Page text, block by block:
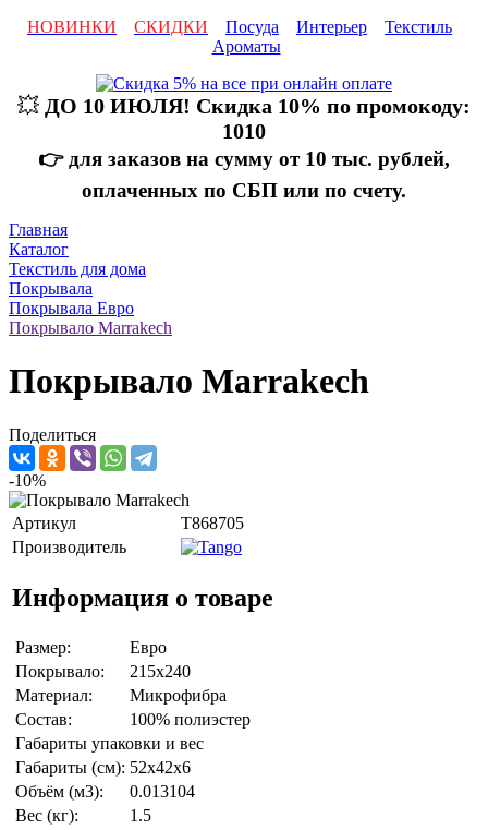
НОВИНКИ
СКИДКИ Посуда Интерьер
Текстиль
Ароматы
💥 ДО 10 ИЮЛЯ! Скидка 10% по промокоду:
1010
👉 для заказов на сумму от 10 тыс. рублей,
оплаченных по СБП или по счету.
Главная
Каталог
Текстиль для дома
Покрывала
Покрывала Евро
Покрывало Marrakech
Покрывало Marrakech
Поделиться
-10%
Артикул
T868705
Производитель
Информация о товаре
Размер:
Евро
Покрывало:
215x240
Материал:
Микрофибра
Состав:
100% полиэстер
Габариты упаковки и вес
Габариты (см): 52x42x6
Объём (м3):
0.013104
Вес (кг):
1.5